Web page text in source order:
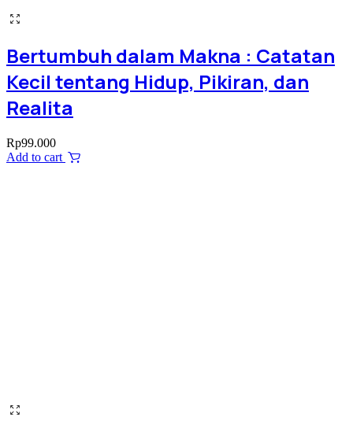
Bertumbuh dalam Makna : Catatan
Kecil tentang Hidup, Pikiran, dan
Realita
Rp99.000
Add to cart